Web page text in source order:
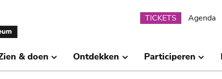
Submenu
TICKETS Agenda
& doen Ontdekken Participeren